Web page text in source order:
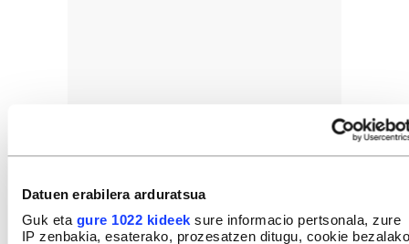
Datuen erabilera arduratsua
Guk eta gure 1022 kideek sure informacio pertsonala, zure
IP zenbakia, esaterako, prozesatzen ditugu, cookie bezalako